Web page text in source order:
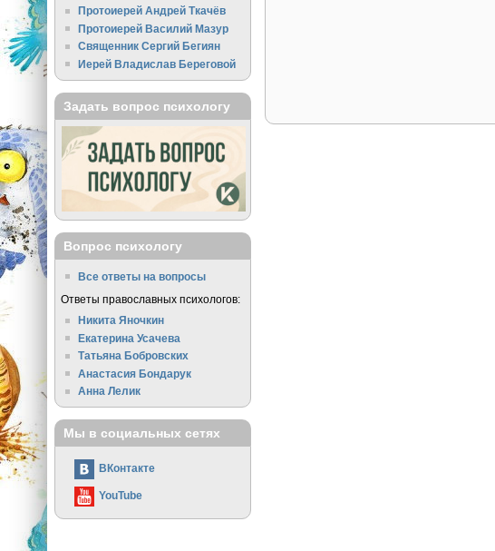
Протоиерей Андрей Ткачёв
Протоиерей Василий Мазур
Священник Сергий Бегиян
Иерей Владислав Береговой
Задать вопрос психологу
Вопрос психологу
Все ответы на вопросы
Ответы православных психологов:
Никита Яночкин
Екатерина Усачева
Татьяна Бобровских
Анастасия Бондарук
Анна Лелик
Мы в социальных сетях
ВКонтакте
YouTube